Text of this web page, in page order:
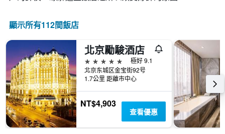
具
有
條
Y
軸，
顯
示
房
間
的
況。
圖
表
有
1
個
X
軸，
顯
示
距
顯示所有112間飯店
北京勵駿酒店
5星級
極好 9.1
北京东城区金宝街92号
1.7公里 距離市中心
NT$4,903
查看優惠